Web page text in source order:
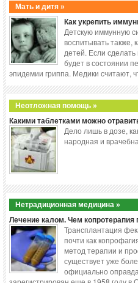
Мать и дитя »
Как укрепить
Детскую иммунную
воспитывать также,
детей. Если
будет в состоянии
эпидемии гриппа. Медики считают,
Неотложная помощь »
Какими таблетками можно
Дело лишь в дозе,
народная и
Нетрадиционная медицина »
Лечение калом. Чем копротерапия
Трансплантация
почти как
метод терапии и
существует уже
официально